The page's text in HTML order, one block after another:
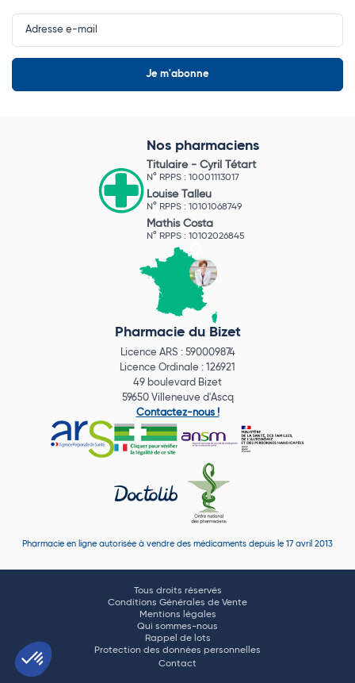
Input
Newsletter
Nos pharmaciens
Titulaire - Cyril Tétart
N° RPPS : 10001113017
Louise Talleu
N° RPPS : 10101068749
Mathis Costa
N° RPPS : 10102026845
Pharmacie du Bizet
Licence ARS : 590009874
Licence Ordinale : 126921
49 boulevard Bizet
59650 Villeneuve d'Ascq
Contactez-nous !
Pharmacie en ligne autorisée à vendre des médicaments depuis le 17 avril 2013
Tous droits réservés
Conditions Générales de Vente
Mentions légales
Qui sommes-nous
Rappel de lots
Protection des données personnelles
Contact